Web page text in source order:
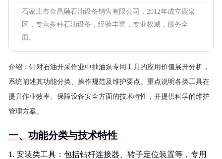
石家庄市金昌融石油设备销售有限公司，2012年成立鹿泉
区，专营多种石油设备，经验丰富，专业权威，服务全
面。
介绍： 针对石油开采作业中抽油泵专用工具的应用价值展开分析，
系统阐述其功能分类、操作规范及维护要点。重点说明各类工具在
提升作业效率、保障设备安全方面的技术特性，并提供科学的维护
管理方案。
一、功能分类与技术特性
1. 安装类工具：包括钻杆连接器、转子定位装置等，专用